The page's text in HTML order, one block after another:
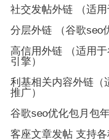
社交发帖外链 （适用
分层外链 （谷歌seo
高信用外链 （适用
引擎）
利基相关内容外链（
推广）
谷歌seo优化包月包
客座文章发帖 支持